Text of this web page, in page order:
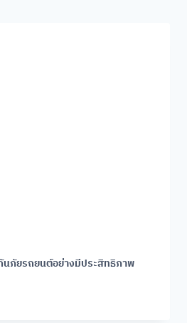
นภัยรถยนต์อย่างมีประสิทธิภาพ